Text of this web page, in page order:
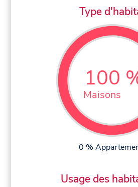
Type
100
Maisons
0 %
Usage des